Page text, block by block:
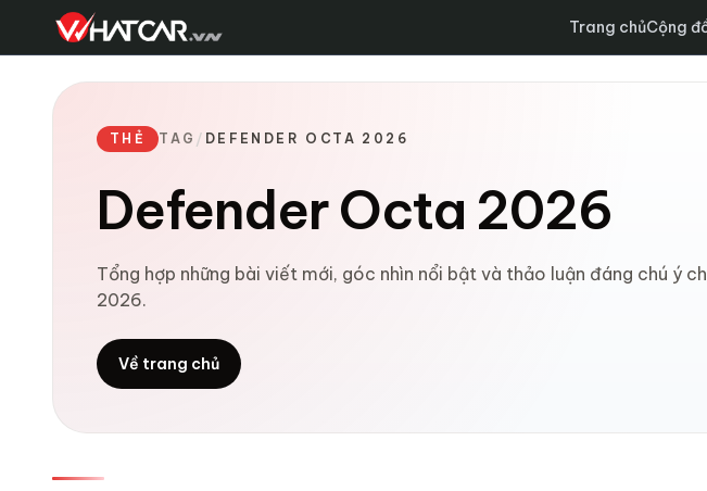
Trang chủCộng
THẺ TAG / DEFENDER OCTA 2026
Defender Octa 2026
Tổng hợp những bài viết mới, góc nhìn nổi bật và thảo luận đáng chú ý
2026.
Về trang chủ